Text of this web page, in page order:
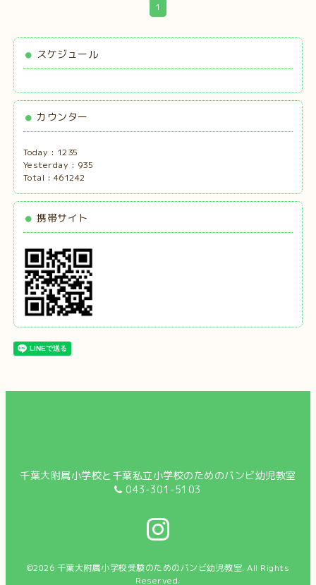
1
スケジュール
カウンター
Today : 1235
Yesterday : 935
Total : 461242
携帯サイト
千葉大附属小学校と千葉私立小学校のためのバンビ幼児教室
043-301-5103
©2026 千葉大附属小学校受験のためのバンビ幼児教室. All Rights
Reserved.